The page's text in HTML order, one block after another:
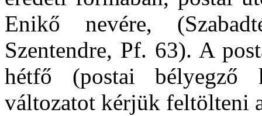
Enikő nevére,
Szentendre, Pf. 63). A
hétfő (postai bélyegző
változatot kérjük feltölteni